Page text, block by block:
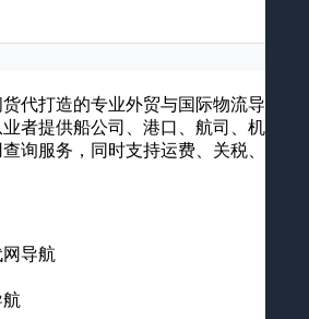
代打造的专业外贸与国际物流导航平
者提供船公司、港口、航司、机场、
询服务，同时支持运费、关税、海关